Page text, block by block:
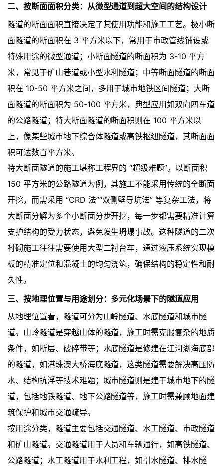
二、按断面面积分类：从微型通道到超大空间的结构设计
隧道的断面面积直接决定了其使用功能和施工工艺。极小断
面隧道的断面积在 3 平方米以下，常用于市政管线铺设或
特殊用途的微型通道；小断面隧道的断面积为 3-10 平方
米，常见于矿山巷道或小型水利隧道；中等断面隧道的断面
积在 10-50 平方米之间，多用于城市地铁区间隧道；大断
面隧道的断面积为 50-100 平方米，典型应用如双向四车道
的公路隧道；特大断面隧道的断面积则在 100 平方米以
上，像某些城市地下综合体隧道或高铁枢纽隧道，其断面面
积可达数百平方米。
特大断面隧道的施工堪称工程界的 “超级难题”。以断面积
150 平方米的公路隧道为例，其施工不能采用传统的全断面
开挖，而需采用 “CRD 法”“双侧壁导坑法” 等复杂工法，将
大断面分解为多个小断面分步开挖，每一步都需要精准计算
支护结构的受力状态，避免发生坍塌事故。这种隧道的二次
衬砌施工往往需要使用大型二衬台车，通过液压系统实现模
板的精准定位和混凝土的均匀浇筑，确保结构的稳定性和耐
久性。
三、按地理位置与用途划分：多元化场景下的隧道应用
从地理位置看，隧道可分为山岭隧道、水底隧道和城市隧
道。山岭隧道是穿越山体的隧道，施工时需克服复杂的地质
条件，如断层、破碎带等；水底隧道是修建在江河湖海底部
的隧道，如港珠澳大桥海底隧道，这类隧道需要解决高压防
水、结构抗浮等技术难题；城市隧道则是建于城市地下的隧
道，包括地铁隧道、地下公路隧道等，施工时需兼顾地面建
筑保护和城市交通疏导。
按用途分类，隧道主要包括交通隧道、水工隧道、市政隧道
和矿山隧道。交通隧道用于人员和车辆通行，如高铁隧道、
公路隧道；水工隧道用于水利工程，如引水隧道、排水隧